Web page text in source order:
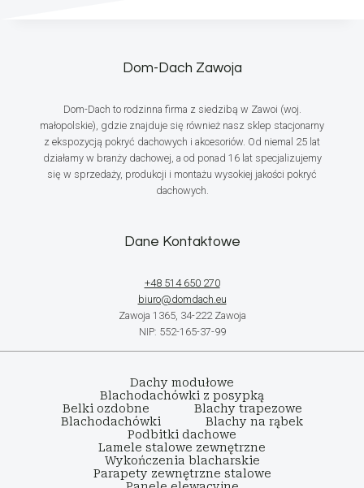
Dom-Dach Zawoja
Dom-Dach to rodzinna firma z siedzibą w Zawoi (woj.
małopolskie), gdzie znajduje się również nasz sklep stacjonarny
z ekspozycją pokryć dachowych i akcesoriów. Od niemal 25 lat
działamy w branży dachowej, a od ponad 16 lat specjalizujemy
się w sprzedaży, produkcji i montażu wysokiej jakości pokryć
dachowych.
Dane Kontaktowe
+48 514 650 270
biuro@domdach.eu
Zawoja 1365, 34-222 Zawoja
NIP: 552-165-37-99
Dachy modułowe
Blachodachówki z posypką
Belki ozdobne
Blachy trapezowe
Blachodachówki
Blachy na rąbek
Podbitki dachowe
Lamele stalowe zewnętrzne
Wykończenia blacharskie
Parapety zewnętrzne stalowe